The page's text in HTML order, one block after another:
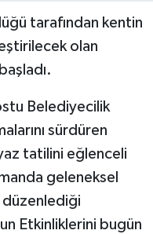
tarafından kentin
olan
Belediyecilik
sürdüren
tatilini eğlenceli
geleneksel
düzenlediği
Etkinliklerini bugün